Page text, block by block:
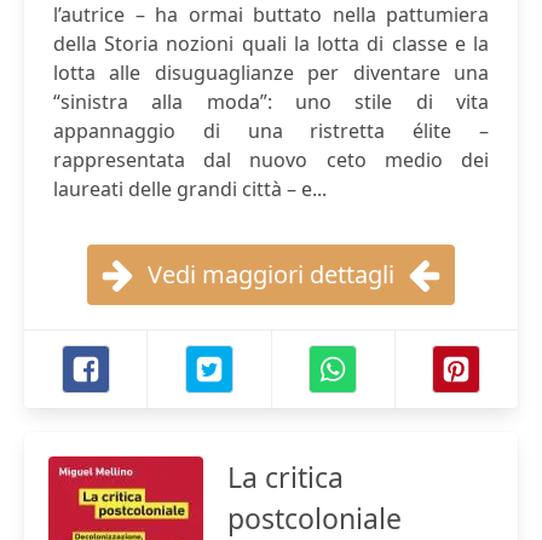
l’autrice – ha ormai buttato nella pattumiera
della Storia nozioni quali la lotta di classe e la
lotta alle disuguaglianze per diventare una
“sinistra alla moda”: uno stile di vita
appannaggio di una ristretta élite –
rappresentata dal nuovo ceto medio dei
laureati delle grandi città – e...
Vedi maggiori dettagli
La critica
postcoloniale